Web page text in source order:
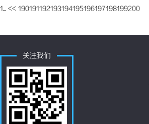
1... << 190191192193194195196197198199200
关注我们